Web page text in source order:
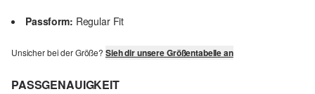
Passform: Regular Fit
Unsicher bei der Größe? Sieh dir unsere Größentabelle an
PASSGENAUIGKEIT